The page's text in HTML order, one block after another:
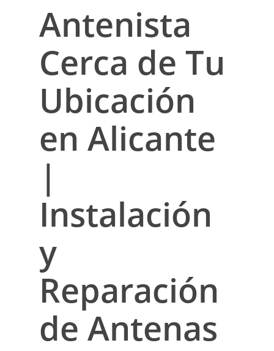
Antenista
Cerca de Tu
Ubicación
en Alicante
|
Instalación
y
Reparación
de Antenas